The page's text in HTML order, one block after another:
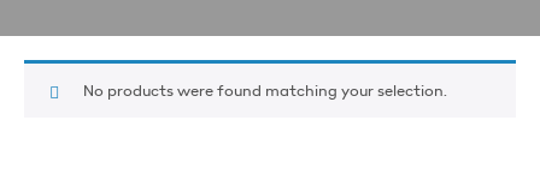
No products were found matching your selection.